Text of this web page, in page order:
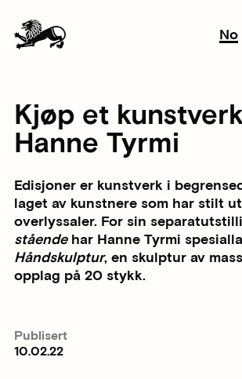
No
Kjøp et
Hanne Tyrmi
Edisjoner er kunstverk i
laget av kunstnere som har stilt
overlyssaler. For sin
ståendehar Hanne Tyrmi
Håndskulptur, en skulptur av
opplag på 20 stykk.
Publisert
10.02.22